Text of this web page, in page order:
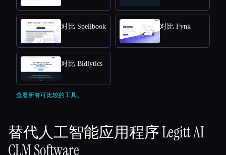
对比 Spellbook 对比 Fynk
对比 Bidlytics
查看所有可比较的工具。
替代人工智能应用程序Legitt AI
CLM Software